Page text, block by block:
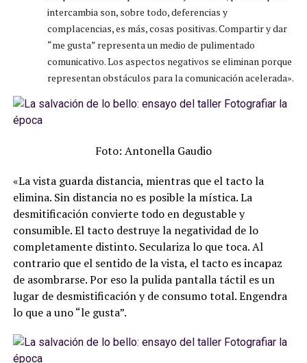
intercambia son, sobre todo, deferencias y
complacencias, es más, cosas positivas. Compartir y dar
“me gusta” representa un medio de pulimentado
comunicativo. Los aspectos negativos se eliminan porque
representan obstáculos para la comunicación acelerada».
Foto: Antonella Gaudio
«La vista guarda distancia, mientras que el tacto la
elimina. Sin distancia no es posible la mística. La
desmitificación convierte todo en degustable y
consumible. El tacto destruye la negatividad de lo
completamente distinto. Seculariza lo que toca. Al
contrario que el sentido de la vista, el tacto es incapaz
de asombrarse. Por eso la pulida pantalla táctil es un
lugar de desmistificación y de consumo total. Engendra
lo que a uno “le gusta”.